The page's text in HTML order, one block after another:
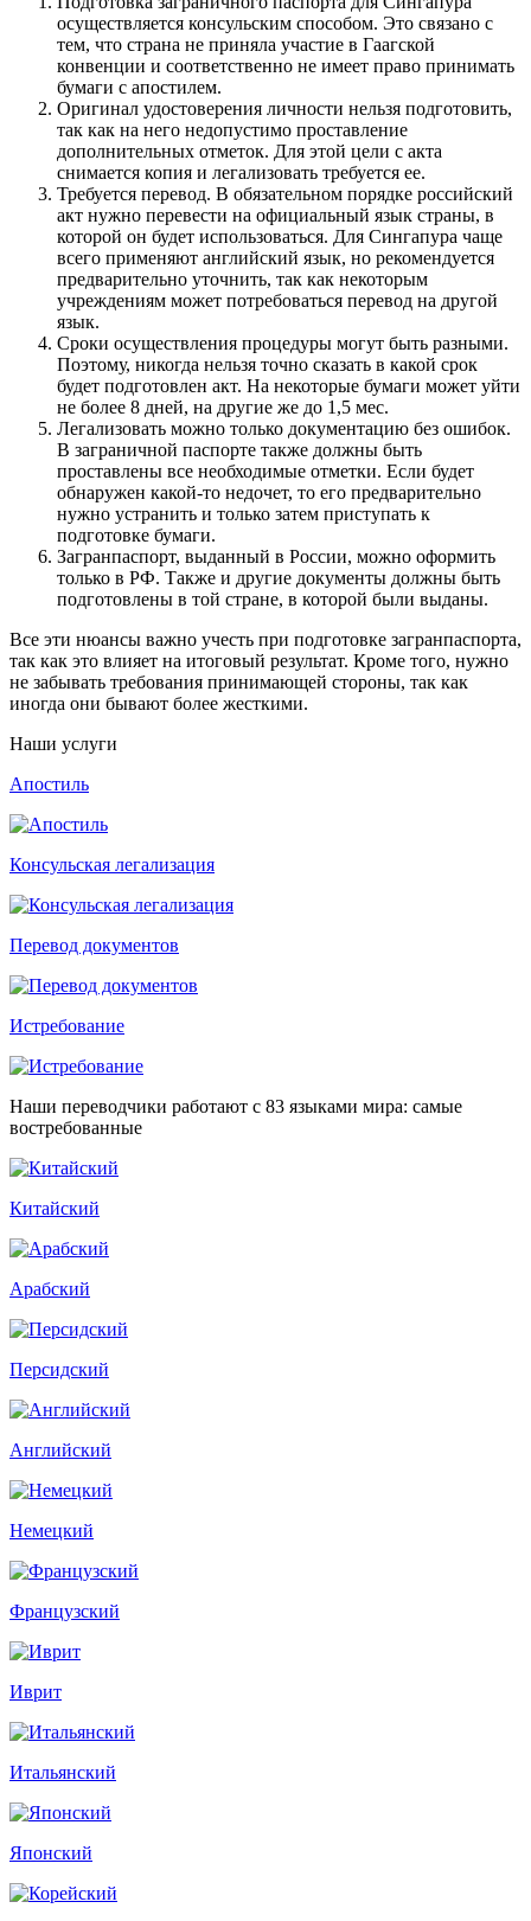
осуществляется консульским способом. Это связано с
тем, что страна не приняла участие в Гаагской
конвенции и соответственно не имеет право принимать
бумаги с апостилем.
Оригинал удостоверения личности нельзя подготовить,
так как на него недопустимо проставление
дополнительных отметок. Для этой цели с акта
снимается копия и легализовать требуется ее.
Требуется перевод. В обязательном порядке российский
акт нужно перевести на официальный язык страны, в
которой он будет использоваться. Для Сингапура чаще
всего применяют английский язык, но рекомендуется
предварительно уточнить, так как некоторым
учреждениям может потребоваться перевод на другой
язык.
Сроки осуществления процедуры могут быть разными.
Поэтому, никогда нельзя точно сказать в какой срок
будет подготовлен акт. На некоторые бумаги может уйти
не более 8 дней, на другие же до 1,5 мес.
Легализовать можно только документацию без ошибок.
В заграничной паспорте также должны быть
проставлены все необходимые отметки. Если будет
обнаружен какой-то недочет, то его предварительно
нужно устранить и только затем приступать к
подготовке бумаги.
Загранпаспорт, выданный в России, можно оформить
только в РФ. Также и другие документы должны быть
подготовлены в той стране, в которой были выданы.
Все эти нюансы важно учесть при подготовке загранпаспорта,
так как это влияет на итоговый результат. Кроме того, нужно
не забывать требования принимающей стороны, так как
иногда они бывают более жесткими.
Наши услуги
Апостиль
Консульская легализация
Перевод документов
Истребование
Наши переводчики работают с 83 языками мира: самые
востребованные
Китайский
Арабский
Персидский
Английский
Немецкий
Французский
Иврит
Итальянский
Японский